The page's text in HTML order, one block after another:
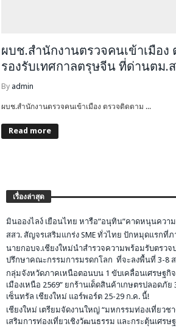
ผบช.สำนักงานตรวจคนเข้าเมือ
รองรับเทศกาลตรุษจีน ที่ด่านตม.
By admin
ผบช.สำนักงานตรวจคนเข้าเมือง ตรวจติดตาม ...
Read more
เรื่องล่าสุด
มินอองไลง์ เยือนไทย หารือ”อนุทิน”คาดหนุนควา
สสว. สัญจรเสริมแกร่ง SME ทั่วไทย ปักหมุดแรกที่ภ
นายกอบจ.เชียงใหม่นำสำรวจความพร้อมรับตรวจ
ปรึกษาคณะกรรมการมรดกโลก ที่จะลงพื้นที่ 3-8
กลุ่มจังหวัดภาคเหนือตอนบน 1 ขับเคลื่อนเศรษฐกิจ
เมืองเหนือ 2569” ยกร้านเด็ดสินค้าเกษตรปลอดภั
เซ็นทรัล เชียงใหม่ แอร์พอร์ต 25-29 ก.ค. นี้!
เชียงใหม่ เตรียมจัดงานใหญ่ “มหกรรมท่องเที่ยว
เสริมการท่องเที่ยวเชิงวัฒนธรรม และกระตุ้นเศรษ